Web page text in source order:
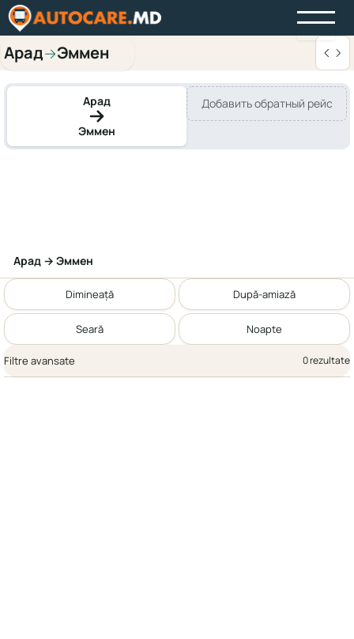
Арад→Эммен
Арад
Эммен
Добавить обратный рейс
Арад → Эммен
Dimineață După-amiază
Seară Noapte
Filtre avansate 0 rezultate